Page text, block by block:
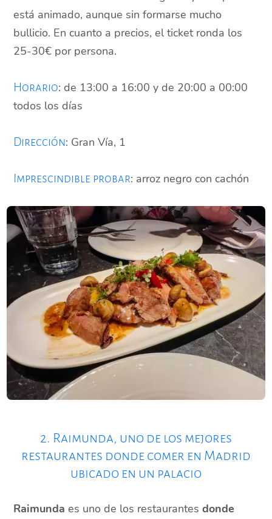
está animado, aunque sin formarse mucho
bullicio. En cuanto a precios, el ticket ronda los
25-30€ por persona.
Horario: de 13:00 a 16:00 y de 20:00 a 00:00
todos los días
Dirección: Gran Vía, 1
Imprescindible probar: arroz negro con cachón
2. Raimunda, uno de los mejores
restaurantes donde comer en Madrid
ubicado en un palacio
Raimundaes uno de los restaurantesdonde